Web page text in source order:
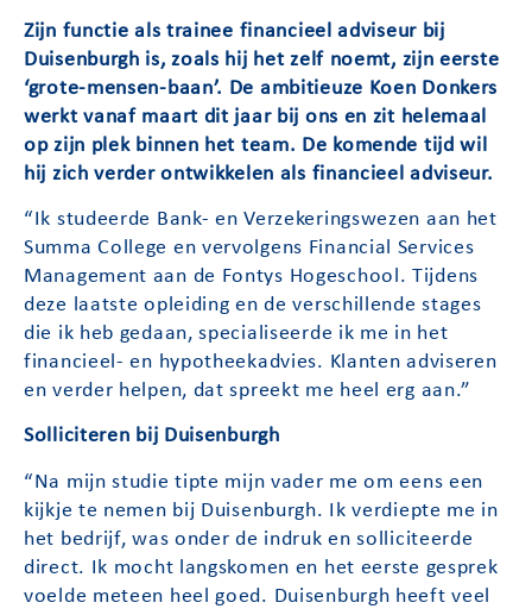
Zijn functie als trainee financieel adviseur bij
Duisenburgh is, zoals hij het zelf noemt, zijn eerste
‘grote-mensen-baan’. De ambitieuze Koen Donkers
werkt vanaf maart dit jaar bij ons en zit helemaal
op zijn plek binnen het team. De komende tijd wil
hij zich verder ontwikkelen als financieel adviseur.
“Ik studeerde Bank- en Verzekeringswezen aan het
Summa College en vervolgens Financial Services
Management aan de Fontys Hogeschool. Tijdens
deze laatste opleiding en de verschillende stages
die ik heb gedaan, specialiseerde ik me in het
financieel- en hypotheekadvies. Klanten adviseren
en verder helpen, dat spreekt me heel erg aan.”
Solliciteren bij Duisenburgh
“Na mijn studie tipte mijn vader me om eens een
kijkje te nemen bij Duisenburgh. Ik verdiepte me in
het bedrijf, was onder de indruk en solliciteerde
direct. Ik mocht langskomen en het eerste gesprek
voelde meteen heel goed. Duisenburgh heeft veel